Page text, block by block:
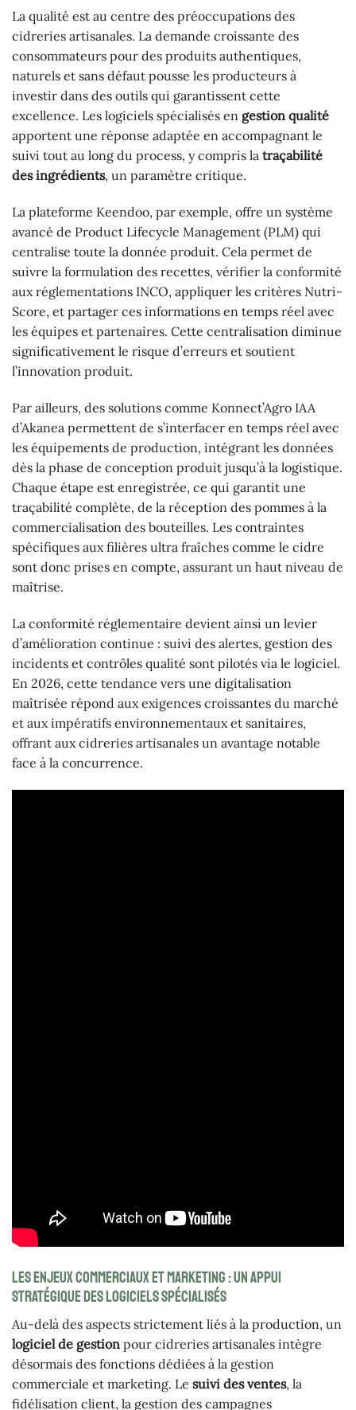
La qualité est au centre des préoccupations des
cidreries artisanales. La demande croissante des
consommateurs pour des produits authentiques,
naturels et sans défaut pousse les producteurs à
investir dans des outils qui garantissent cette
excellence. Les logiciels spécialisés en gestion qualité
apportent une réponse adaptée en accompagnant le
suivi tout au long du process, y compris la traçabilité
des ingrédients, un paramètre critique.
La plateforme Keendoo, par exemple, offre un système
avancé de Product Lifecycle Management (PLM) qui
centralise toute la donnée produit. Cela permet de
suivre la formulation des recettes, vérifier la conformité
aux réglementations INCO, appliquer les critères Nutri-
Score, et partager ces informations en temps réel avec
les équipes et partenaires. Cette centralisation diminue
significativement le risque d’erreurs et soutient
l’innovation produit.
Par ailleurs, des solutions comme Konnect’Agro IAA
d’Akanea permettent de s’interfacer en temps réel avec
les équipements de production, intégrant les données
dès la phase de conception produit jusqu’à la logistique.
Chaque étape est enregistrée, ce qui garantit une
traçabilité complète, de la réception des pommes à la
commercialisation des bouteilles. Les contraintes
spécifiques aux filières ultra fraîches comme le cidre
sont donc prises en compte, assurant un haut niveau de
maîtrise.
La conformité réglementaire devient ainsi un levier
d’amélioration continue : suivi des alertes, gestion des
incidents et contrôles qualité sont pilotés via le logiciel.
En 2026, cette tendance vers une digitalisation
maîtrisée répond aux exigences croissantes du marché
et aux impératifs environnementaux et sanitaires,
offrant aux cidreries artisanales un avantage notable
face à la concurrence.
Les enjeux commerciaux et marketing : un appui
stratégique des logiciels spécialisés
Au-delà des aspects strictement liés à la production, un
logiciel de gestion pour cidreries artisanales intègre
désormais des fonctions dédiées à la gestion
commerciale et marketing. Le suivi des ventes, la
fidélisation client, la gestion des campagnes